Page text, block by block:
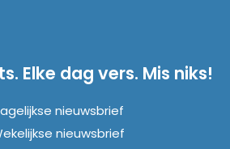
Elke dag vers. Mis niks!
nieuwsbrief
nieuwsbrief